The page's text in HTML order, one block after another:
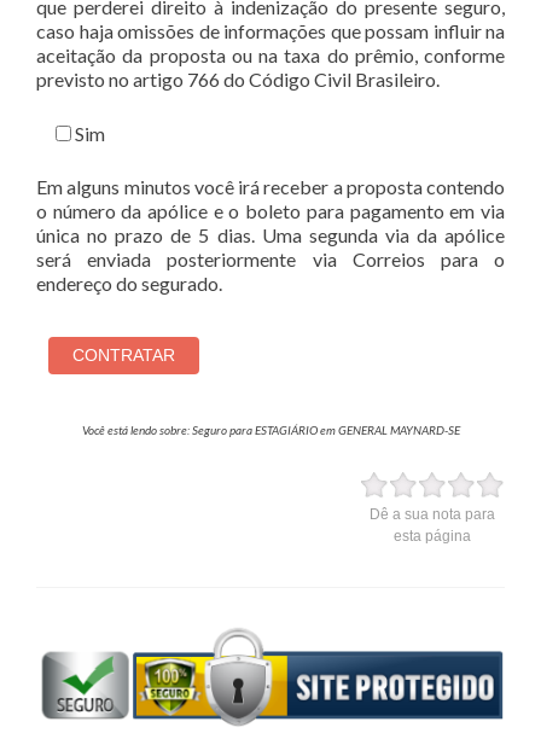
que perderei direito à indenização do presente seguro,
caso haja omissões de informações que possam influir na
aceitação da proposta ou na taxa do prêmio, conforme
previsto no artigo 766 do Código Civil Brasileiro.
Sim
Em alguns minutos você irá receber a proposta contendo
o número da apólice e o boleto para pagamento em via
única no prazo de 5 dias. Uma segunda via da apólice
será enviada posteriormente via Correios para o
endereço do segurado.
Você está lendo sobre: Seguro para ESTAGIÁRIO em GENERAL MAYNARD-SE
Dê a sua nota para
esta página